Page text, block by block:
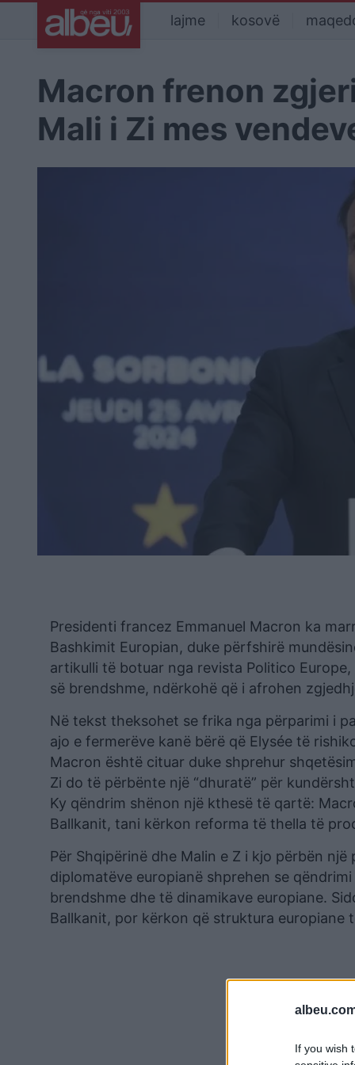
If you wish
lajme kosovë
Macron frenon
Mali i Zi mes
Presidenti francez Emmanuel Macron ka
Bashkimit Europian, duke përfshirë
artikulli të botuar nga revista Politico
së brendshme, ndërkohë që i afrohen
Në tekst theksohet se frika nga përparimi i
ajo e fermerëve kanë bërë që Elysée të
Macron është cituar duke shprehur
Zi do të përbënte një “dhuratë” për
Ky qëndrim shënon një kthesë të qartë:
Ballkanit, tani kërkon reforma të thella të
Për Shqipërinë dhe Malin e Z i kjo përbën
diplomatëve europianë shprehen se
brendshme dhe të dinamikave europiane.
Ballkanit, por kërkon që struktura europiane